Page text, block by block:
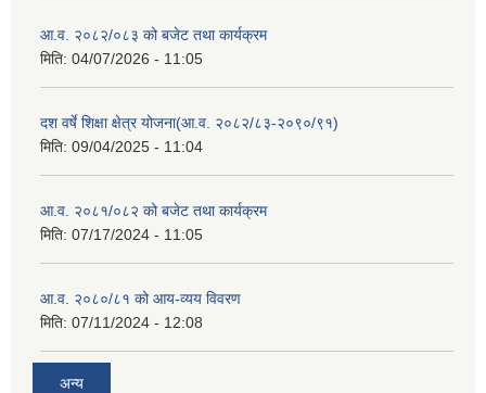
आ.व. २०८२/०८३ को बजेट तथा कार्यक्रम
मिति: 04/07/2026 - 11:05
दश वर्षे शिक्षा क्षेत्र योजना(आ.व. २०८२/८३-२०९०/९१)
मिति: 09/04/2025 - 11:04
आ.व. २०८१/०८२ को बजेट तथा कार्यक्रम
मिति: 07/17/2024 - 11:05
आ.व. २०८०/८१ को आय-व्यय विवरण
मिति: 07/11/2024 - 12:08
अन्य